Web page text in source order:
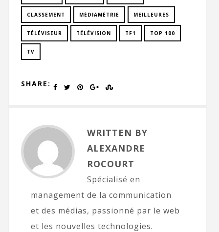
CLASSEMENT MÉDIAMÉTRIE MEILLEURES
TÉLÉVISEUR TÉLÉVISION TF1 TOP 100
TV
SHARE:
WRITTEN BY
ALEXANDRE
ROCOURT
Spécialisé en
management de la communication
et des médias, passionné par le web
et les nouvelles technologies.